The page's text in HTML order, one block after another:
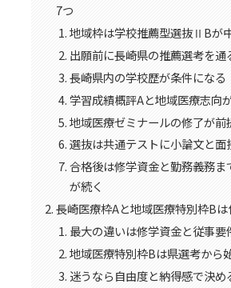
7つ
地域枠は学校推薦型選抜ⅡBが
出願前に長崎県の推薦選考を通
長崎県内の学校歴が条件になる
学習成績概評Aと地域医療志向
地域医療ゼミナールの修了が前
選抜は共通テストに小論文と面
合格後は修学資金と勤務義務ま
が続く
長崎医療枠Aと地域医療特別枠Bは
最大の違いは修学資金と従事要
地域医療特別枠Bは県選考から
迷うなら自由度と納得感で決め